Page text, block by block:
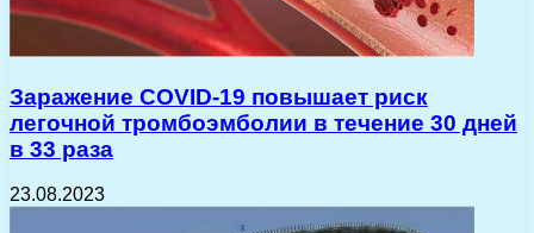
Заражение COVID-19 повышает риск
легочной тромбоэмболии в течение 30 дней
в 33 раза
23.08.2023